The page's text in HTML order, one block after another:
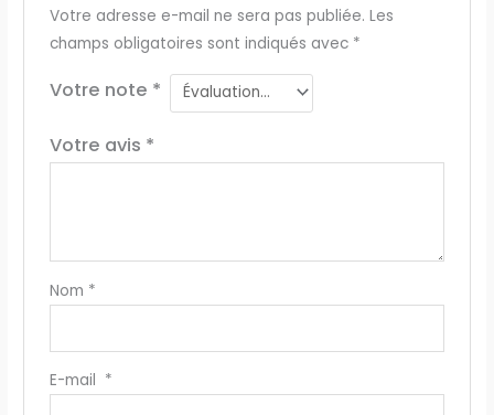
Votre adresse e-mail ne sera pas publiée. Les
champs obligatoires sont indiqués avec *
Votre note *
Votre avis *
Nom *
E-mail *